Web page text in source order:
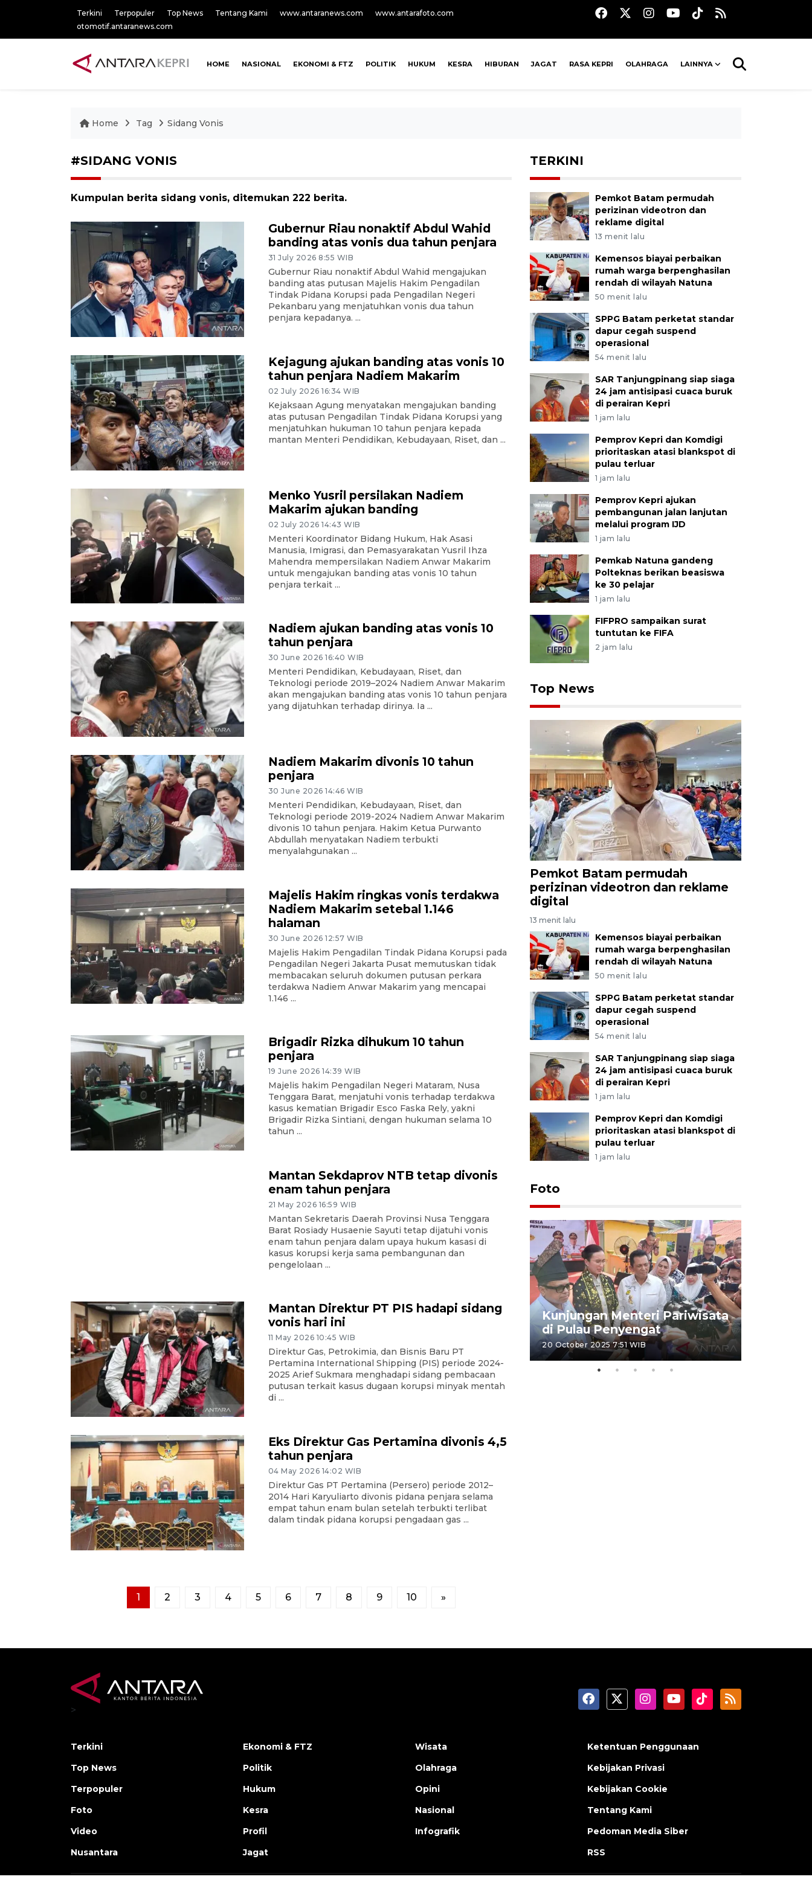
Terkini Terpopuler Top News Tentang Kami www.antaranews.com
www.antarafoto.com
otomotif.antaranews.com
HOME NASIONAL EKONOMI & FTZ POLITIK HUKUM KESRA HIBURAN JAGAT RASA KEPRI OLAHRAGA LAINNYA
Home Tag Sidang Vonis
#SIDANG VONIS
Kumpulan berita sidang vonis, ditemukan 222 berita.
Gubernur Riau nonaktif Abdul Wahid
banding atas vonis dua tahun penjara
31 July 2026 8:55 WIB
Gubernur Riau nonaktif Abdul Wahid mengajukan
banding atas putusan Majelis Hakim Pengadilan
Tindak Pidana Korupsi pada Pengadilan Negeri
Pekanbaru yang menjatuhkan vonis dua tahun
penjara kepadanya. ...
Kejagung ajukan banding atas vonis 10
tahun penjara Nadiem Makarim
02 July 2026 16:34 WIB
Kejaksaan Agung menyatakan mengajukan banding
atas putusan Pengadilan Tindak Pidana Korupsi yang
menjatuhkan hukuman 10 tahun penjara kepada
mantan Menteri Pendidikan, Kebudayaan, Riset, dan ...
Menko Yusril persilakan Nadiem
Makarim ajukan banding
02 July 2026 14:43 WIB
Menteri Koordinator Bidang Hukum, Hak Asasi
Manusia, Imigrasi, dan Pemasyarakatan Yusril Ihza
Mahendra mempersilakan Nadiem Anwar Makarim
untuk mengajukan banding atas vonis 10 tahun
penjara terkait ...
Nadiem ajukan banding atas vonis 10
tahun penjara
30 June 2026 16:40 WIB
Menteri Pendidikan, Kebudayaan, Riset, dan
Teknologi periode 2019–2024 Nadiem Anwar Makarim
akan mengajukan banding atas vonis 10 tahun penjara
yang dijatuhkan terhadap dirinya. Ia ...
Nadiem Makarim divonis 10 tahun
penjara
30 June 2026 14:46 WIB
Menteri Pendidikan, Kebudayaan, Riset, dan
Teknologi periode 2019-2024 Nadiem Anwar Makarim
divonis 10 tahun penjara. Hakim Ketua Purwanto
Abdullah menyatakan Nadiem terbukti
menyalahgunakan ...
Majelis Hakim ringkas vonis terdakwa
Nadiem Makarim setebal 1.146
halaman
30 June 2026 12:57 WIB
Majelis Hakim Pengadilan Tindak Pidana Korupsi pada
Pengadilan Negeri Jakarta Pusat memutuskan tidak
membacakan seluruh dokumen putusan perkara
terdakwa Nadiem Anwar Makarim yang mencapai
1.146 ...
Brigadir Rizka dihukum 10 tahun
penjara
19 June 2026 14:39 WIB
Majelis hakim Pengadilan Negeri Mataram, Nusa
Tenggara Barat, menjatuhi vonis terhadap terdakwa
kasus kematian Brigadir Esco Faska Rely, yakni
Brigadir Rizka Sintiani, dengan hukuman selama 10
tahun ...
Mantan Sekdaprov NTB tetap divonis
enam tahun penjara
21 May 2026 16:59 WIB
Mantan Sekretaris Daerah Provinsi Nusa Tenggara
Barat Rosiady Husaenie Sayuti tetap dijatuhi vonis
enam tahun penjara dalam upaya hukum kasasi di
kasus korupsi kerja sama pembangunan dan
pengelolaan ...
Mantan Direktur PT PIS hadapi sidang
vonis hari ini
11 May 2026 10:45 WIB
Direktur Gas, Petrokimia, dan Bisnis Baru PT
Pertamina International Shipping (PIS) periode 2024-
2025 Arief Sukmara menghadapi sidang pembacaan
putusan terkait kasus dugaan korupsi minyak mentah
di ...
Eks Direktur Gas Pertamina divonis 4,5
tahun penjara
04 May 2026 14:02 WIB
Direktur Gas PT Pertamina (Persero) periode 2012–
2014 Hari Karyuliarto divonis pidana penjara selama
empat tahun enam bulan setelah terbukti terlibat
dalam tindak pidana korupsi pengadaan gas ...
1 2 3 4 5 6 7 8 9 10 »
TERKINI
Pemkot Batam permudah
perizinan videotron dan
reklame digital
13 menit lalu
Kemensos biayai perbaikan
rumah warga berpenghasilan
rendah di wilayah Natuna
50 menit lalu
SPPG Batam perketat standar
dapur cegah suspend
operasional
54 menit lalu
SAR Tanjungpinang siap siaga
24 jam antisipasi cuaca buruk
di perairan Kepri
1 jam lalu
Pemprov Kepri dan Komdigi
prioritaskan atasi blankspot di
pulau terluar
1 jam lalu
Pemprov Kepri ajukan
pembangunan jalan lanjutan
melalui program IJD
1 jam lalu
Pemkab Natuna gandeng
Polteknas berikan beasiswa
ke 30 pelajar
1 jam lalu
FIFPRO sampaikan surat
tuntutan ke FIFA
2 jam lalu
Top News
Pemkot Batam permudah
perizinan videotron dan reklame
digital
13 menit lalu
Kemensos biayai perbaikan
rumah warga berpenghasilan
rendah di wilayah Natuna
50 menit lalu
SPPG Batam perketat standar
dapur cegah suspend
operasional
54 menit lalu
SAR Tanjungpinang siap siaga
24 jam antisipasi cuaca buruk
di perairan Kepri
1 jam lalu
Pemprov Kepri dan Komdigi
prioritaskan atasi blankspot di
pulau terluar
1 jam lalu
Foto
Distribusi logistik pemilu
gunakan mobil jenazah
Kunjungan Menteri Pariwisata
di Pulau Penyengat
20 October 2025 7:51 WIB
>
Terkini
Top News
Terpopuler
Foto
Video
Nusantara
Ekonomi & FTZ
Politik
Hukum
Kesra
Profil
Jagat
Wisata
Olahraga
Opini
Nasional
Infografik
Ketentuan Penggunaan
Kebijakan Privasi
Kebijakan Cookie
Tentang Kami
Pedoman Media Siber
RSS